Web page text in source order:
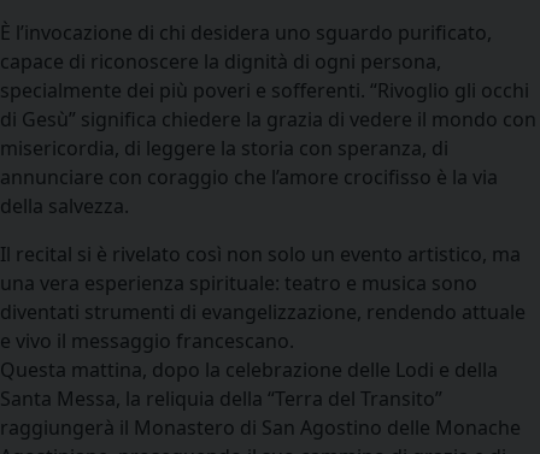
È l’invocazione di chi desidera uno sguardo purificato,
capace di riconoscere la dignità di ogni persona,
specialmente dei più poveri e sofferenti. “Rivoglio gli occhi
di Gesù” significa chiedere la grazia di vedere il mondo con
misericordia, di leggere la storia con speranza, di
annunciare con coraggio che l’amore crocifisso è la via
della salvezza.
Il recital si è rivelato così non solo un evento artistico, ma
una vera esperienza spirituale: teatro e musica sono
diventati strumenti di evangelizzazione, rendendo attuale
e vivo il messaggio francescano.
Questa mattina, dopo la celebrazione delle Lodi e della
Santa Messa, la reliquia della “Terra del Transito”
raggiungerà il Monastero di San Agostino delle Monache